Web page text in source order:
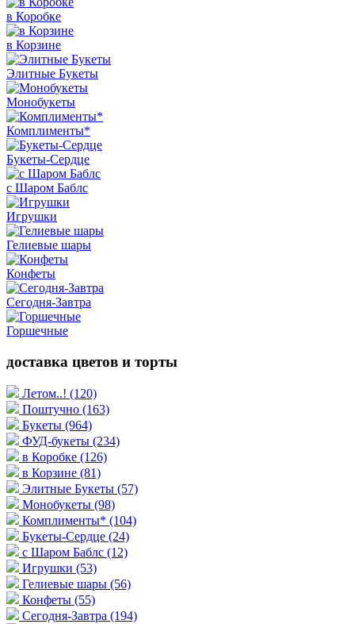
в Коробке
в Корзине
Элитные Букеты
Монобукеты
Комплименты*
Букеты-Сердце
с Шаром Баблс
Игрушки
Гелиевые шары
Конфеты
Сегодня-Завтра
Горшечные
доставка цветов и торты
Летом..! (120)
Поштучно (163)
Букеты (964)
ФУД-букеты (234)
в Коробке (126)
в Корзине (81)
Элитные Букеты (57)
Монобукеты (98)
Комплименты* (104)
Букеты-Сердце (24)
с Шаром Баблс (12)
Игрушки (53)
Гелиевые шары (56)
Конфеты (55)
Сегодня-Завтра (194)